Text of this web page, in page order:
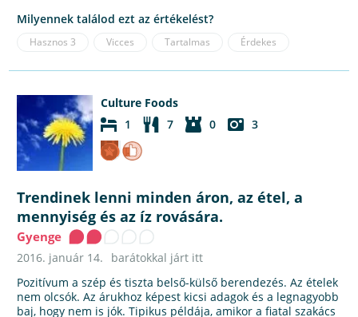
Milyennek találod ezt az értékelést?
Hasznos 3 Vicces Tartalmas Érdekes
Culture Foods
1
7 0 3
Trendinek lenni minden áron, az étel, a
mennyiség és az íz rovására.
Gyenge
2016. január 14.
barátokkal járt itt
Pozitívum a szép és tiszta belső-külső berendezés. Az ételek
nem olcsók. Az árukhoz képest kicsi adagok és a legnagyobb
baj, hogy nem is jók. Tipikus példája, amikor a fiatal szakács